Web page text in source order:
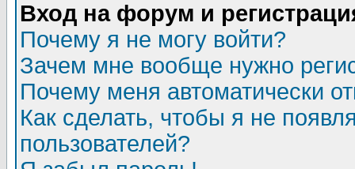
Вход на форум и
Почему я не могу войти?
Зачем мне вообще нужно
Почему меня автоматически
Как сделать, чтобы я не
пользователей?